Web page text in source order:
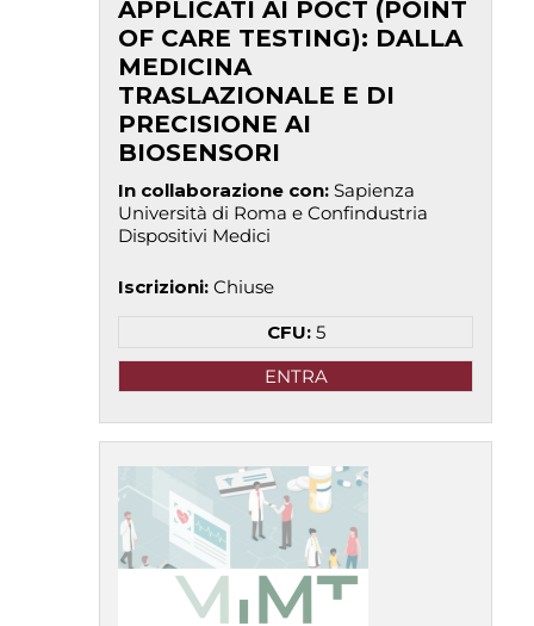
APPLICATI AI POCT (POINT
OF CARE TESTING): DALLA
MEDICINA
TRASLAZIONALE E DI
PRECISIONE AI
BIOSENSORI
In collaborazione con: Sapienza
Università di Roma e Confindustria
Dispositivi Medici
Iscrizioni: Chiuse
CFU: 5
ENTRA